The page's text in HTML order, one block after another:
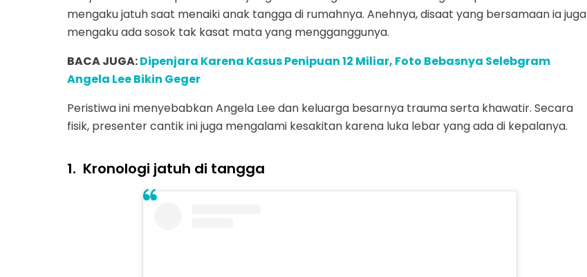
mengaku jatuh saat menaiki anak tangga di rumahnya. Anehnya, disaat yang bersamaan ia juga
mengaku ada sosok tak kasat mata yang mengganggunya.
BACA JUGA:Dipenjara Karena Kasus Penipuan 12 Miliar, Foto Bebasnya Selebgram
Angela Lee Bikin Geger
Peristiwa ini menyebabkan Angela Lee dan keluarga besarnya trauma serta khawatir. Secara
fisik, presenter cantik ini juga mengalami kesakitan karena luka lebar yang ada di kepalanya.
1. Kronologi jatuh di tangga